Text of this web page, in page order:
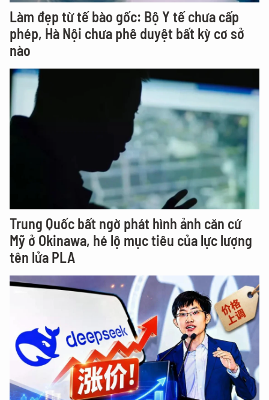
Làm đẹp từ tế bào gốc: Bộ Y tế chưa cấp
phép, Hà Nội chưa phê duyệt bất kỳ cơ sở
nào
Trung Quốc bất ngờ phát hình ảnh căn cứ
Mỹ ở Okinawa, hé lộ mục tiêu của lực lượng
tên lửa PLA